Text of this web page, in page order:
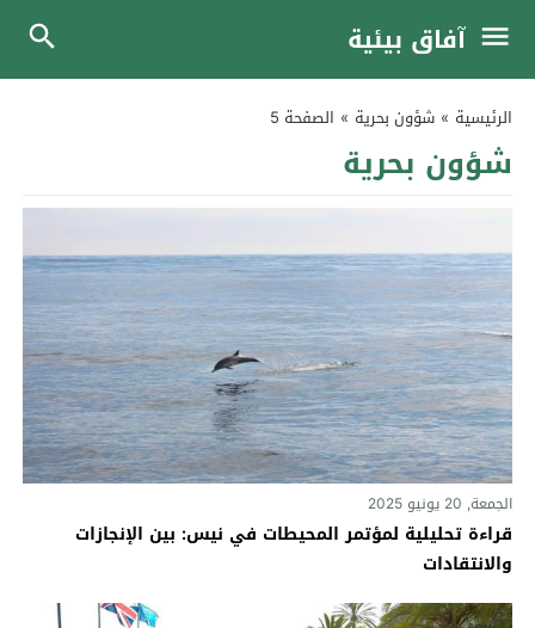
آفاق بيئية
الرئيسية » شؤون بحرية » الصفحة 5
شؤون بحرية
الجمعة, 20 يونيو 2025
قراءة تحليلية لمؤتمر المحيطات في نيس: بين الإنجازات
والانتقادات